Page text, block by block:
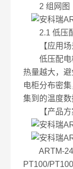
2 组网图
2.1 低压
【应用场
低压配电柜
热量越大，
电柜分布密
集到的温度数
【产品方
ARTM-24
PT100/